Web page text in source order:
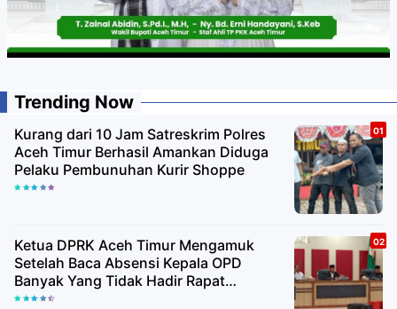
Trending Now
Kurang dari 10 Jam Satreskrim Polres
Aceh Timur Berhasil Amankan Diduga
Pelaku Pembunuhan Kurir Shoppe
Ketua DPRK Aceh Timur Mengamuk
Setelah Baca Absensi Kepala OPD
Banyak Yang Tidak Hadir Rapat
Paripurna